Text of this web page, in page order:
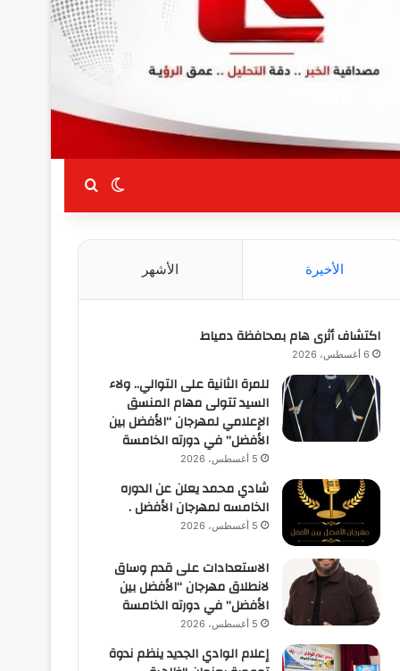
الوضع المظلم
بحث عن
الأخيرة الأشهر
اكتشاف أثرى هام بمحافظة دمياط
6 أغسطس، 2026
للمرة الثانية على التوالي.. ولاء
السيد تتولى مهام المنسق
الإعلامي لمهرجان “الأفضل بين
الأفضل” في دورته الخامسة
5 أغسطس، 2026
شادي محمد يعلن عن الدوره
الخامسه لمهرجان الأفضل .
5 أغسطس، 2026
الاستعدادات على قدم وساق
لانطلاق مهرجان “الأفضل بين
الأفضل” في دورته الخامسة
5 أغسطس، 2026
إعلام الوادي الجديد ينظم ندوة